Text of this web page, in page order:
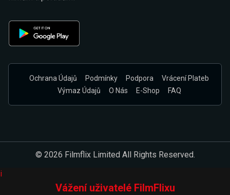
Ochrana Údajů Podmínky Podpora
Vrácení Plateb
Výmaz Údajů
O Nás E-Shop FAQ
© 2026 Filmflix Limited All Rights Reserved.
i
Vážení uživatelé FilmFlixu